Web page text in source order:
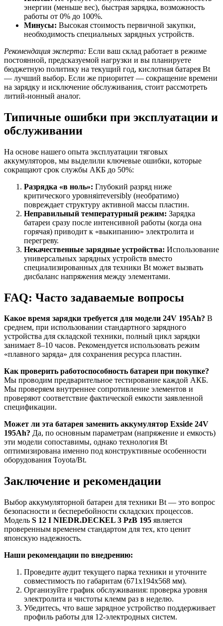
энергии (меньше вес), быстрая зарядка, возможность
работы от 0% до 100%.
Минусы: Высокая стоимость первичной закупки,
необходимость специальных зарядных устройств.
Рекомендация эксперта: Если ваш склад работает в режиме
постоянной, предсказуемой нагрузки и вы планируете
бюджетную политику на текущий год, кислотная батарея Bt
— лучший выбор. Если же приоритет — сокращение времени
на зарядку и исключение обслуживания, стоит рассмотреть
литий-ионный аналог.
Типичные ошибки при эксплуатации и
обслуживании
На основе нашего опыта эксплуатации тяговых
аккумуляторов, мы выделили ключевые ошибки, которые
сокращают срок службы АКБ до 50%:
Разрядка «в ноль»: Глубокий разряд ниже
критического уровняirreversibly (необратимо)
повреждает структуру активной массы пластин.
Неправильный температурный режим: Зарядка
батареи сразу после интенсивной работы (когда она
горячая) приводит к «выкипанию» электролита и
перегреву.
Некачественные зарядные устройства: Использование
универсальных зарядных устройств вместо
специализированных для техники Bt может вызвать
дисбаланс напряжения между элементами.
FAQ: Часто задаваемые вопросы
Какое время зарядки требуется для модели 24V 195Ah? В
среднем, при использовании стандартного зарядного
устройства для складской техники, полный цикл зарядки
занимает 8–10 часов. Рекомендуется использовать режим
«плавного заряда» для сохранения ресурса пластин.
Как проверить работоспособность батареи при покупке?
Мы проводим предварительное тестирование каждой АКБ.
Мы проверяем внутреннее сопротивление элементов и
проверяют соответствие фактической емкости заявленной
спецификации.
Может ли эта батарея заменить аккумулятор Exside 24V
195Ah? Да, по основным параметрам (напряжение и емкость)
эти модели сопоставимы, однако технология Bt
оптимизирована именно под конструктивные особенности
оборудования Toyota/Bt.
Заключение и рекомендации
Выбор аккумуляторной батареи для техники Bt — это вопрос
безопасности и бесперебойности складских процессов.
Модель S 12 I NIEDR.DECKEL 3 PzB 195 является
проверенным временем стандартом для тех, кто ценит
японскую надежность.
Наши рекомендации по внедрению:
Проведите аудит текущего парка техники и уточните
совместимость по габаритам (671х194х568 мм).
Организуйте график обслуживания: проверка уровня
электролита и чистоты клемм раз в неделю.
Убедитесь, что ваше зарядное устройство поддерживает
профиль работы для 12-электродных систем.